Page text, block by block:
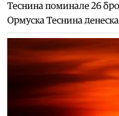
Теснина поминале 26
Ормуска Теснина